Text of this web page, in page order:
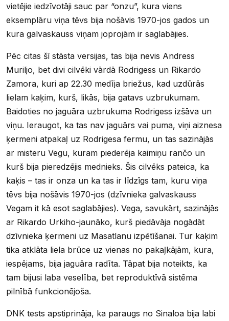
vietējie iedzīvotāji sauc par “onzu”, kura viens
eksemplāru viņa tēvs bija nošāvis 1970-jos gados un
kura galvaskauss viņam joprojām ir saglabājies.
Pēc citas šī stāsta versijas, tas bija nevis Andress
Muriljo, bet divi cilvēki vārdā Rodrigess un Rikardo
Zamora, kuri ap 22.30 medīja briežus, kad uzdūrās
lielam kaķim, kurš, likās, bija gatavs uzbrukumam.
Baidoties no jaguāra uzbrukuma Rodrigess izšāva un
viņu. Ieraugot, ka tas nav jaguārs vai puma, viņi aiznesa
ķermeni atpakaļ uz Rodrigesa fermu, un tas sazinājās
ar misteru Vegu, kuram piederēja kaimiņu rančo un
kurš bija pieredzējis mednieks. Šis cilvēks pateica, ka
kaķis – tas ir onza un ka tas ir līdzīgs tam, kuru viņa
tēvs bija nošāvis 1970-jos (dzīvnieka galvaskauss
Vegam it kā esot saglabājies). Vega, savukārt, sazinājās
ar Rikardo Urkiho-jaunāko, kurš piedāvāja nogādāt
dzīvnieka ķermeni uz Masatlanu izpētīšanai. Tur kaķim
tika atklāta liela brūce uz vienas no pakaļkājām, kura,
iespējams, bija jaguāra radīta. Tāpat bija noteikts, ka
tam bijusi laba veselība, bet reproduktīvā sistēma
pilnībā funkcionējoša.
DNK tests apstiprināja, ka paraugs no Sinaloa bija labi